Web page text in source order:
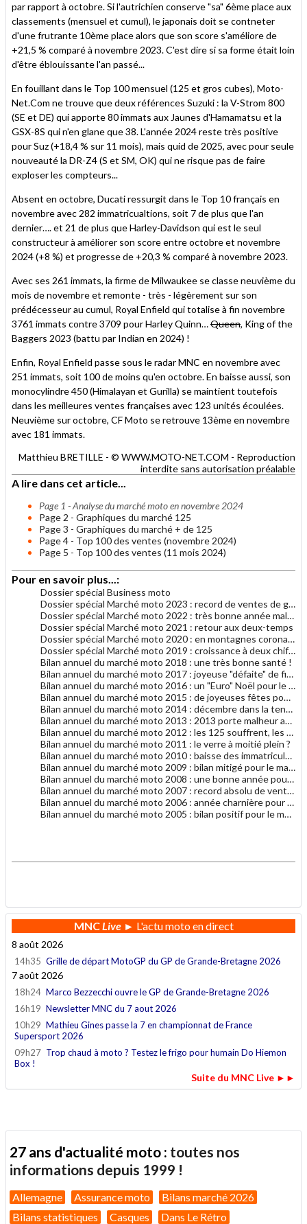
par rapport à octobre. Si l'autrichien conserve "sa" 6ème place aux
classements (mensuel et cumul), le japonais doit se contneter
d'une frutrante 10ème place alors que son score s'améliore de
+21,5 % comparé à novembre 2023. C'est dire si sa forme était loin
d'être éblouissante l'an passé...
En fouillant dans le Top 100 mensuel (125 et gros cubes), Moto-
Net.Com ne trouve que deux références Suzuki : la V-Strom 800
(SE et DE) qui apporte 80 immats aux Jaunes d'Hamamatsu et la
GSX-8S qui n'en glane que 38. L'année 2024 reste très positive
pour Suz (+18,4 % sur 11 mois), mais quid de 2025, avec pour seule
nouveauté la DR-Z4 (S et SM, OK) qui ne risque pas de faire
exploser les compteurs...
Absent en octobre, Ducati ressurgit dans le Top 10 français en
novembre avec 282 immatricualtions, soit 7 de plus que l'an
dernier…. et 21 de plus que Harley-Davidson qui est le seul
constructeur à améliorer son score entre octobre et novembre
2024 (+8 %) et progresse de +20,3 % comparé à novembre 2023.
Avec ses 261 immats, la firme de Milwaukee se classe neuvième du
mois de novembre et remonte - très - légèrement sur son
prédécesseur au cumul, Royal Enfield qui totalise à fin novembre
3761 immats contre 3709 pour Harley Quinn…Queen, King of the
Baggers 2023 (battu par Indian en 2024) !
Enfin, Royal Enfield passe sous le radar MNC en novembre avec
251 immats, soit 100 de moins qu'en octobre. En baisse aussi, son
monocylindre 450 (Himalayan et Gurilla) se maintient toutefois
dans les meilleures ventes françaises avec 123 unités écoulées.
Neuvième sur octobre, CF Moto se retrouve 13ème en novembre
avec 181 immats.
Matthieu BRETILLE - © WWW.MOTO-NET.COM - Reproduction
interdite sans autorisation préalable
A lire dans cet article...
Page 1 - Analyse du marché moto en novembre 2024
Page 2 - Graphiques du marché 125
Page 3 - Graphiques du marché + de 125
Page 4 - Top 100 des ventes (novembre 2024)
Page 5 - Top 100 des ventes (11 mois 2024)
Pour en savoir plus...:
Dossier spécial Business moto
Dossier spécial Marché moto 2023 : record de ventes de grosses motos
Dossier spécial Marché moto 2022 : très bonne année malgré tout
Dossier spécial Marché moto 2021 : retour aux deux-temps
Dossier spécial Marché moto 2020 : en montagnes coronavi-russes
Dossier spécial Marché moto 2019 : croissance à deux chiffres
Bilan annuel du marché moto 2018 : une très bonne santé !
Bilan annuel du marché moto 2017 : joyeuse "défaite" de fin d'année
Bilan annuel du marché moto 2016 : un "Euro" Noël pour le marché moto
Bilan annuel du marché moto 2015 : de joyeuses fêtes pour le marché moto
Bilan annuel du marché moto 2014 : décembre dans la tendance générale 2014
Bilan annuel du marché moto 2013 : 2013 porte malheur au marché du motocycle
Bilan annuel du marché moto 2012 : les 125 souffrent, les gros cubes résistent
Bilan annuel du marché moto 2011 : le verre à moitié plein ?
Bilan annuel du marché moto 2010 : baisse des immatriculations en 2010
Bilan annuel du marché moto 2009 : bilan mitigé pour le marché français
Bilan annuel du marché moto 2008 : une bonne année pour le motocycle
Bilan annuel du marché moto 2007 : record absolu de ventes de motocycles
Bilan annuel du marché moto 2006 : année charnière pour les deux-roues
Bilan annuel du marché moto 2005 : bilan positif pour le marché de la moto
MNCLive► L'actu moto en direct
8 août 2026
14h35 Grille de départ MotoGP du GP de Grande-Bretagne 2026
7 août 2026
18h24 Marco Bezzecchi ouvre le GP de Grande-Bretagne 2026
16h19 Newsletter MNC du 7 aout 2026
10h29 Mathieu Gines passe la 7 en championnat de France
Supersport 2026
09h27 Trop chaud à moto ? Testez le frigo pour humain Do Hiemon
Box !
Suite du MNC Live ►►
27 ans d'actualité moto : toutes nos
informations depuis 1999 !
Allemagne Assurance moto
Bilans marché 2026
Bilans statistiques
Casques Dans Le Rétro